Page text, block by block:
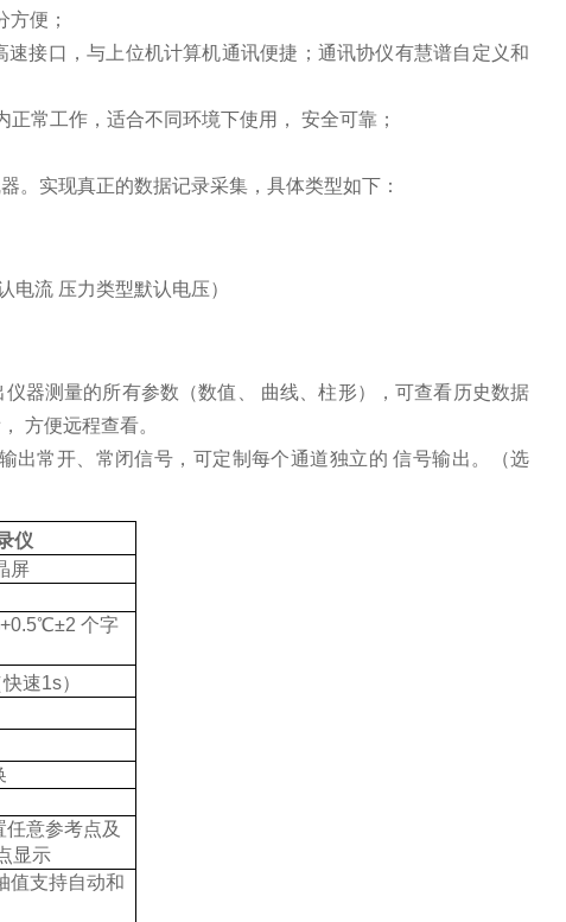
便；
接口，与上位机计算机通讯便捷；通讯协仪有慧谱自定义和
常工作，适合不同环境下使用， 安全可靠；
。实现真正的数据记录采集，具体类型如下：
电流 压力类型默认电压）
器测量的所有参数（数值、 曲线、柱形），可查看历史数据
方便远程查看。
出常开、常闭信号，可定制每个通道独立的 信号输出。（选
仪
屏
个字
快速1s）
意参考点及
显示
值支持自动和